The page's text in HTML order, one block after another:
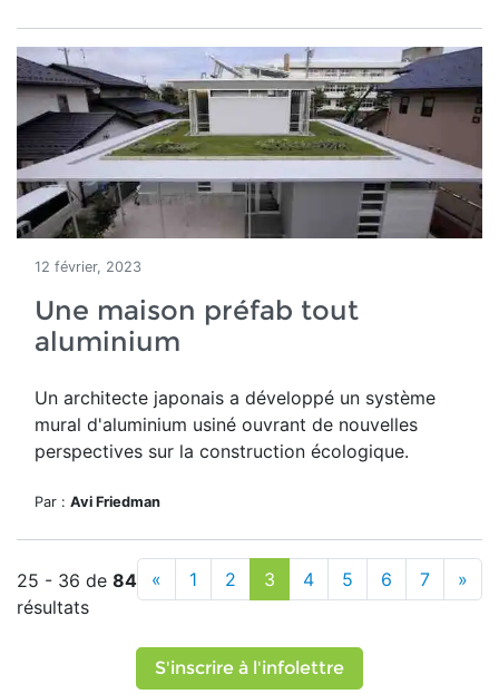
12 février, 2023
Une maison préfab tout
aluminium
Un architecte japonais a développé un système
mural d'aluminium usiné ouvrant de nouvelles
perspectives sur la construction écologique.
Par : Avi Friedman
25 - 36 de 84
résultats
« 1 2 3 4 5 6 7 »
S'inscrire à l'infolettre